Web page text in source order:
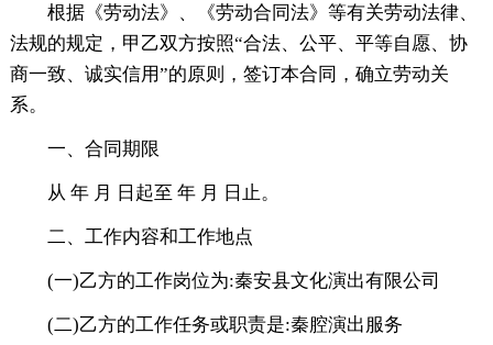
根据《劳动法》、《劳动合同法》等有关劳动法律、
法规的规定，甲乙双方按照“合法、公平、平等自愿、协
商一致、诚实信用”的原则，签订本合同，确立劳动关
系。
一、合同期限
从 年 月 日起至 年 月 日止。
二、工作内容和工作地点
(一)乙方的工作岗位为:秦安县文化演出有限公司
(二)乙方的工作任务或职责是:秦腔演出服务